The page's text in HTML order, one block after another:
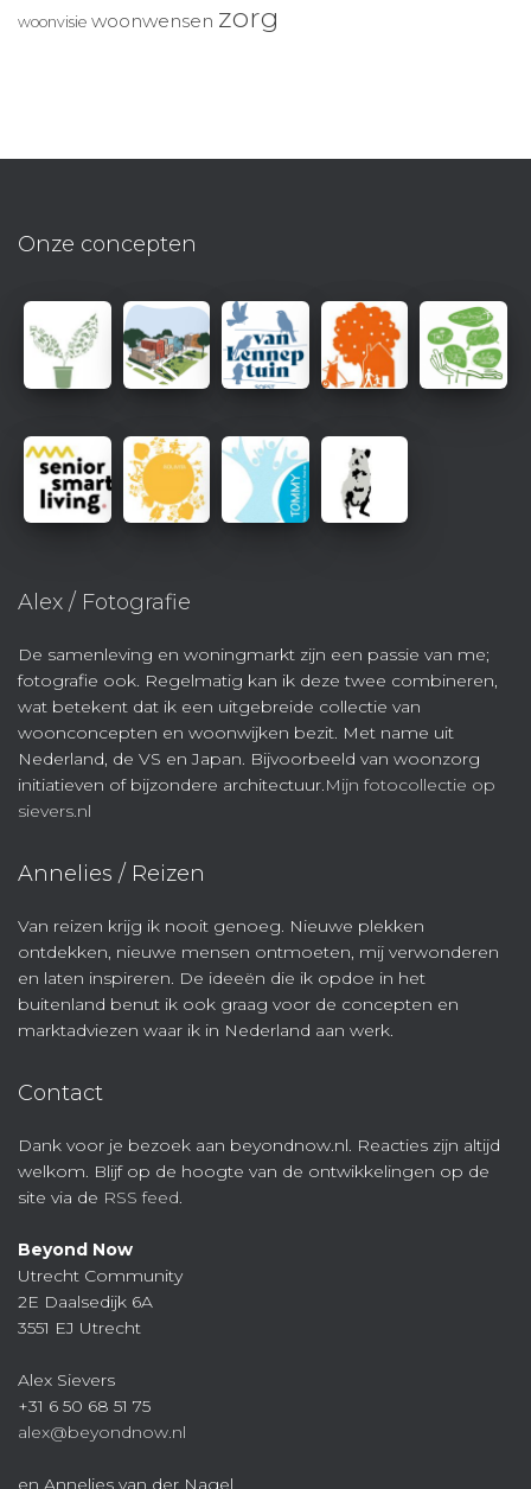
woonvisie woonwensen zorg
Onze concepten
Alex / Fotografie
De samenleving en woningmarkt zijn een passie van me;
fotografie ook. Regelmatig kan ik deze twee combineren,
wat betekent dat ik een uitgebreide collectie van
woonconcepten en woonwijken bezit. Met name uit
Nederland, de VS en Japan. Bijvoorbeeld van woonzorg
initiatieven of bijzondere architectuur.Mijn fotocollectie op
sievers.nl
Annelies / Reizen
Van reizen krijg ik nooit genoeg. Nieuwe plekken
ontdekken, nieuwe mensen ontmoeten, mij verwonderen
en laten inspireren. De ideeën die ik opdoe in het
buitenland benut ik ook graag voor de concepten en
marktadviezen waar ik in Nederland aan werk.
Contact
Dank voor je bezoek aan beyondnow.nl. Reacties zijn altijd
welkom. Blijf op de hoogte van de ontwikkelingen op de
site via de RSS feed.
Beyond Now
Utrecht Community
2E Daalsedijk 6A
3551 EJ Utrecht
Alex Sievers
+31 6 50 68 51 75
alex@beyondnow.nl
en Annelies van der Nagel